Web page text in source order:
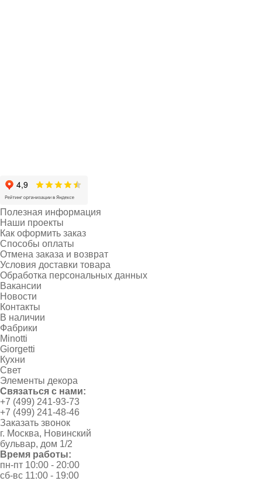
Полезная информация
Наши проекты
Как оформить заказ
Способы оплаты
Отмена заказа и возврат
Условия доставки товара
Обработка персональных данных
Вакансии
Новости
Контакты
В наличии
Фабрики
Minotti
Giorgetti
Кухни
Свет
Элементы декора
Связаться с нами:
+7 (499) 241-93-73
+7 (499) 241-48-46
Заказать звонок
г. Москва, Новинский
бульвар, дом 1/2
Время работы:
пн-пт 10:00 - 20:00
сб-вс 11:00 - 19:00